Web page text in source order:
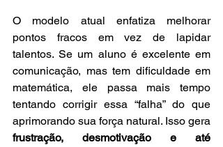
O modelo atual enfatiza melhorar
pontos fracos em vez de lapidar
talentos. Se um aluno é excelente em
comunicação, mas tem dificuldade em
matemática, ele passa mais tempo
tentando corrigir essa “falha” do que
frustração, desmotivação e até